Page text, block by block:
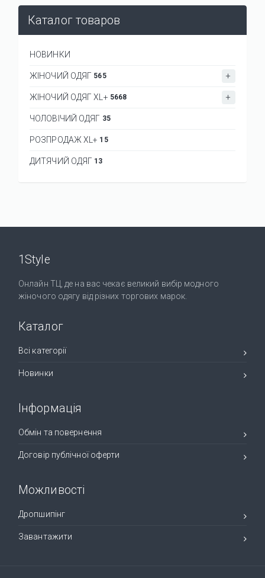
Каталог товаров
НОВИНКИ
ЖІНОЧИЙ ОДЯГ 565
ЖІНОЧИЙ ОДЯГ XL+ 5668
ЧОЛОВІЧИЙ ОДЯГ 35
РОЗПРОДАЖ XL+ 15
ДИТЯЧИЙ ОДЯГ 13
1Style
Онлайн ТЦ, де на вас чекає великий вибір модного
жіночого одягу від різних торгових марок.
Каталог
Всі категорії
Новинки
Інформація
Обмін та повернення
Договір публічної оферти
Можливості
Дропшипінг
Завантажити